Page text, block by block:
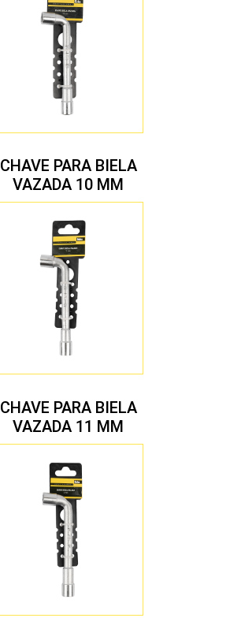
CHAVE PARA BIELA
VAZADA 10 MM
CHAVE PARA BIELA
VAZADA 11 MM